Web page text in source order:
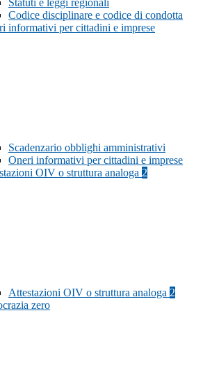
Statuti e leggi regionali
Codice disciplinare e codice di condotta
informativi per cittadini e imprese
Scadenzario obblighi amministrativi
Oneri informativi per cittadini e imprese
OIV o struttura analoga 2
Attestazioni OIV o struttura analoga 2
zero